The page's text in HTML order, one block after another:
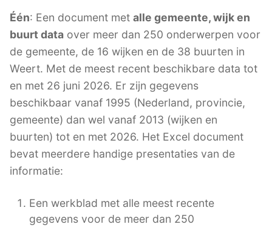
Één: Een document met alle gemeente, wijk en
buurt data over meer dan 250 onderwerpen voor
de gemeente, de 16 wijken en de 38 buurten in
Weert. Met de meest recent beschikbare data tot
en met 26 juni 2026. Er zijn gegevens
beschikbaar vanaf 1995 (Nederland, provincie,
gemeente) dan wel vanaf 2013 (wijken en
buurten) tot en met 2026. Het Excel document
bevat meerdere handige presentaties van de
informatie:
Een werkblad met alle meest recente
gegevens voor de meer dan 250